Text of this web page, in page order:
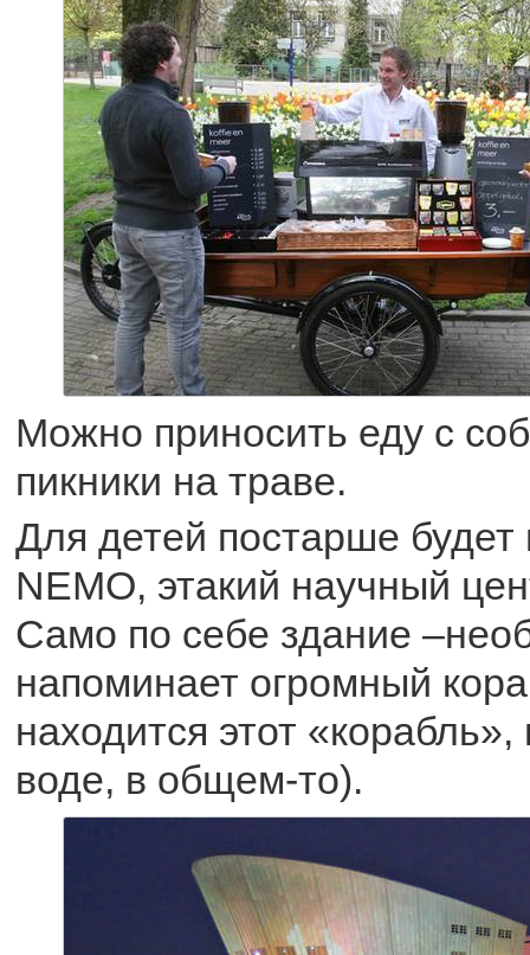
Можно приносить еду с
пикники на траве.
Для детей постарше будет
NEMO, этакий научный
Само по себе здание
напоминает огромный
находится этот
воде, в общем-то).